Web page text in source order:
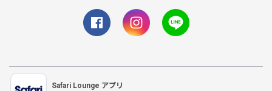
Safari Lounge アプリ